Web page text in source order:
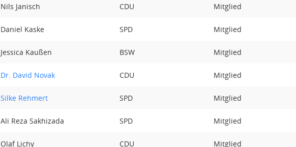
Nils Janisch CDU Mitglied
Daniel Kaske SPD Mitglied
Jessica Kaußen BSW Mitglied
Dr. David Novak CDU Mitglied
Silke Rehmert SPD Mitglied
Ali Reza Sakhizada SPD Mitglied
Olaf Lichy CDU Mitglied